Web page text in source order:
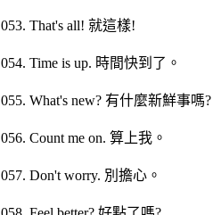
053. That's all! 就這樣!
054. Time is up. 時間快到了。
055. What's new? 有什麼新鮮事嗎?
056. Count me on. 算上我。
057. Don't worry. 別擔心。